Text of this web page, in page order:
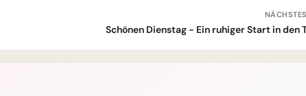
Schönen Dienstag - Ein ruhiger Start in den